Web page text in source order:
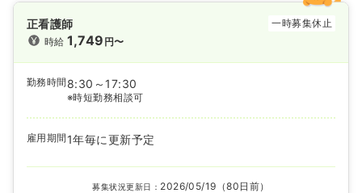
正看護師
一時募集休止
時給1,749 円〜
勤務時間 8:30～17:30
※時短勤務相談可
雇用期間 1年毎に更新予定
募集状況更新日： 2026/05/19（80日前）